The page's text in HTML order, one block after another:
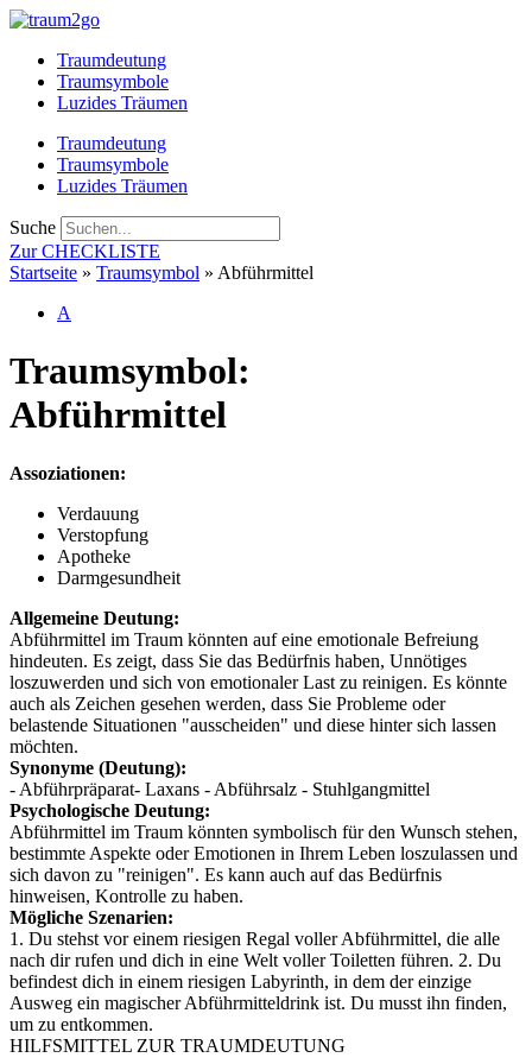
Zum
springenTraumdeutung
Traumsymbole
Luzides Träumen
Traumdeutung
Traumsymbole
Luzides Träumen
Suche
Zur CHECKLISTE
Startseite » Traumsymbol » Abführmittel
A
Traumsymbol:
Abführmittel
Assoziationen:
Verdauung
Verstopfung
Apotheke
Darmgesundheit
Allgemeine Deutung:
Abführmittel im Traum könnten auf eine emotionale Befreiung
hindeuten. Es zeigt, dass Sie das Bedürfnis haben, Unnötiges
loszuwerden und sich von emotionaler Last zu reinigen. Es könnte
auch als Zeichen gesehen werden, dass Sie Probleme oder
belastende Situationen "ausscheiden" und diese hinter sich lassen
möchten.
Synonyme (Deutung):
- Abführpräparat- Laxans - Abführsalz - Stuhlgangmittel
Psychologische Deutung:
Abführmittel im Traum könnten symbolisch für den Wunsch stehen,
bestimmte Aspekte oder Emotionen in Ihrem Leben loszulassen und
sich davon zu "reinigen". Es kann auch auf das Bedürfnis
hinweisen, Kontrolle zu haben.
Mögliche Szenarien:
1. Du stehst vor einem riesigen Regal voller Abführmittel, die alle
nach dir rufen und dich in eine Welt voller Toiletten führen. 2. Du
befindest dich in einem riesigen Labyrinth, in dem der einzige
Ausweg ein magischer Abführmitteldrink ist. Du musst ihn finden,
um zu entkommen.
HILFSMITTEL ZUR TRAUMDEUTUNG